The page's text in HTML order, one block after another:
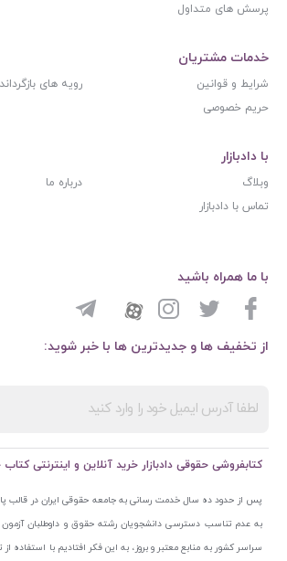
پرسش های متداول
خدمات مشتریان
شرایط و قوانین
رویه های
حریم خصوصی
با دادبازار
وبلاگ
درباره ما
تماس با دادبازار
از تخفیف ها و جدیدترین ها با خبر شوید:
با ما همراه باشید
کتابفروشی حقوقی دادبازار خرید آنلاین و اینترنتی
پس از حدود ده سال خدمت رسانی به جامعه حقوقی ایران در قالب
به عدم تناسب دسترسی دانشجویان رشته حقوق و داوطلبان
سراسر کشور به منابع معتبر و بروز، به این فکر افتادیم با